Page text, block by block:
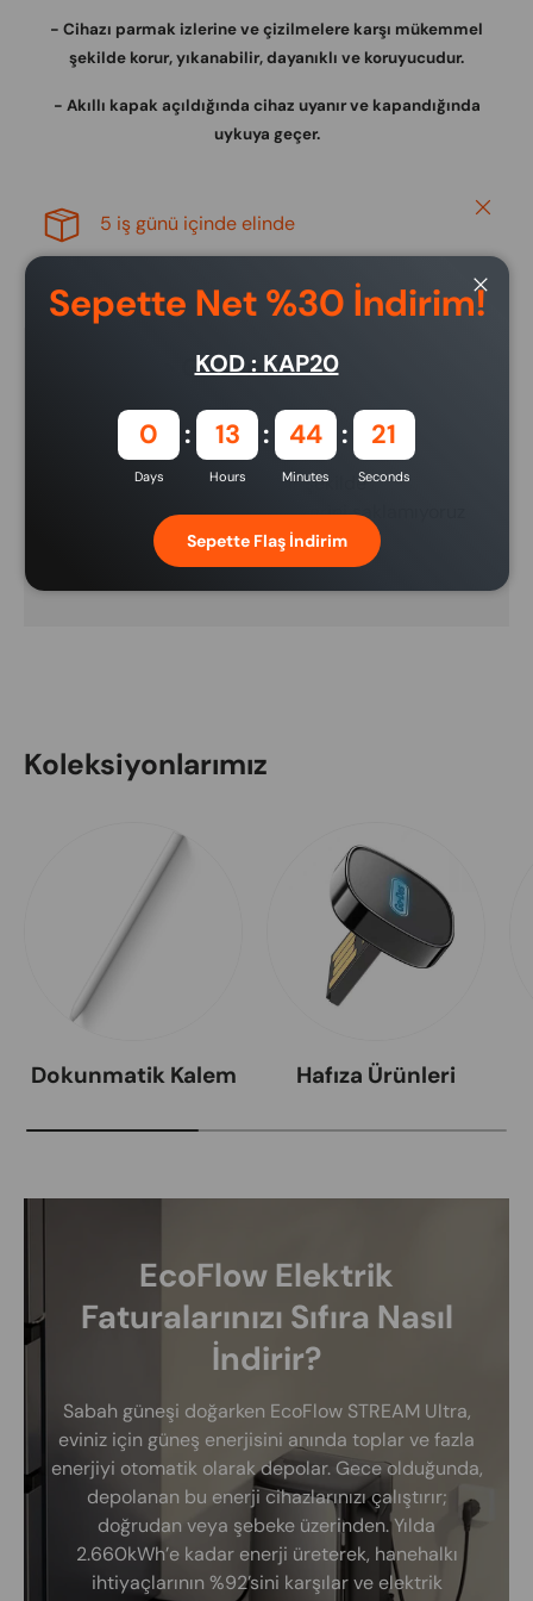
- Cihazı parmak izlerine ve çizilmelere karşı mükemmel
şekilde korur, yıkanabilir, dayanıklı ve koruyucudur.
- Akıllı kapak açıldığında cihaz uyanır ve kapandığında
uykuya geçer.
5 iş günü içinde elinde
Close
Ödeme ve Güvenlik
Ödeme yöntemleri
Ödeme bilgileriniz güvenli bir şekilde
işlenmektedir. Kredi kartı bilgilerini saklamıyoruz
ve kredi kartı bilgilerinize erişimimiz
bulunmamaktadır.
Koleksiyonlarımız
Dokunmatik Kalem Hafıza Ürünleri
EcoFlow Elektrik
Faturalarınızı Sıfıra Nasıl
İndirir?
Sabah güneşi doğarken EcoFlow STREAM Ultra,
eviniz için güneş enerjisini anında toplar ve fazla
enerjiyi otomatik olarak depolar. Gece olduğunda,
depolanan bu enerji cihazlarınızı çalıştırır;
doğrudan veya şebeke üzerinden. Yılda
2.660kWh’e kadar enerji üreterek, hanehalkı
ihtiyaçlarının %92’sini karşılar ve elektrik
Close
Sepette Net %30 İndirim!
KOD : KAP20
0
Days
13
Hours
44
Minutes
20
Seconds
Sepette Flaş İndirim